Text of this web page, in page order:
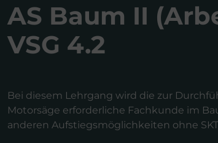
AS Baum II
VSG 4.2
Bei diesem Lehrgang wird die zur
Motorsäge erforderliche Fachkunde im
anderen Aufstiegsmöglichkeiten ohne